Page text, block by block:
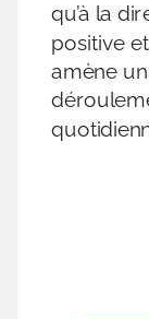
qu’à la
positive
amène